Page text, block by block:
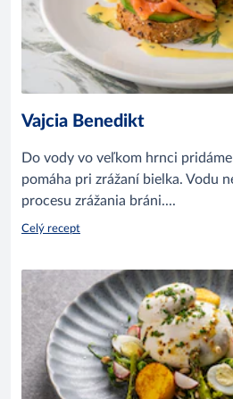
Vajcia Benedikt
Do vody vo veľkom hrnci
pomáha pri zrážaní bielka. Vodu
procesu zrážania bráni....
Celý recept